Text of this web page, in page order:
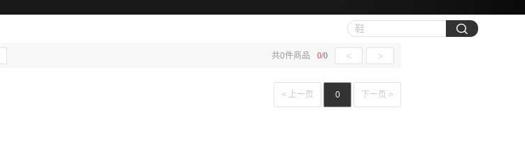
0/0 < >
共0件商品
< 上一页 0 下一页 >